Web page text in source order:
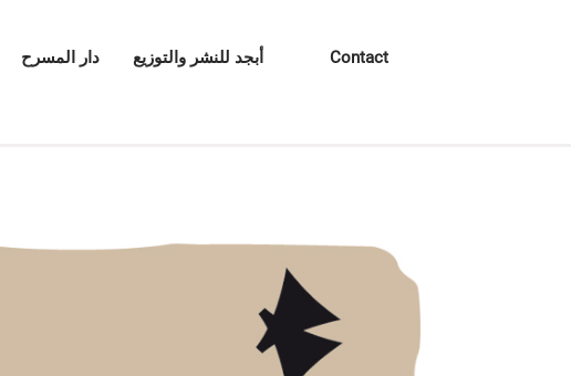
دار المسرح أبجد للنشر والتوزيع Contact